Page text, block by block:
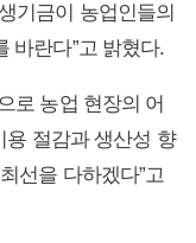
기금이 농업인들의
바란다”고 밝혔다.
로 농업 현장의 어
용 절감과 생산성 향
선을 다하겠다”고